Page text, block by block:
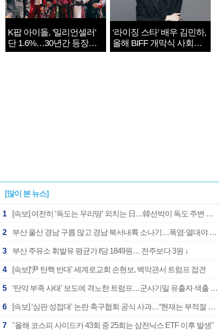
K팝 아이돌, '밀리언셀러'
단 1.6%…30년간 등장
1182개팀 전수조사
‘라이징 스타’ 배우 김민하,
올해 BIFF 개막식 사회자
확정
[많이 본 뉴스]
1 [속보] 여전히 ‘독도는 우리땅’ 외치는 日…韓선박이 독도 주변 해양조사 활동하자 반발
2 부산 울산 경남 구름 많고 경남 북서내륙 소나기…폭염·열대야 계속
3 부산 주유소 휘발유 평균가 ℓ당 1849원… 전주보다 3원 ↓
4 [속보]‘尹 탄핵 반대’ 세계로교회 손현보, 백악관서 트럼프 접견
5 ‘탄약 부족 사태’ 보도에 격노한 트럼프…군사기밀 유출자 색출 지시
6 [속보] ‘심판 성접대’ 논란 축구협회 공식 사과…“현재는 부적절 행위 없어”
7 "올해 코스피 사이드카 43회 중 25회는 삼전닉스 ETF 이후 발생"